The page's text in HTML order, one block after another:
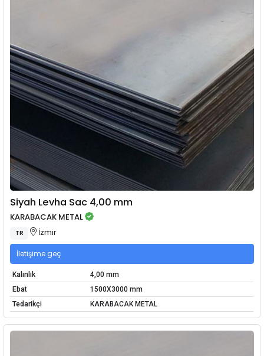
Siyah Levha Sac 4,00 mm
KARABACAK METAL
TR İzmir
İletişime geç
Kalınlık
4,00 mm
Ebat
1500X3000 mm
Tedarikçi
KARABACAK METAL